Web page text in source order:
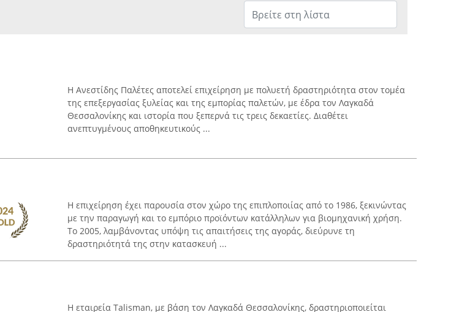
Η Ανεστίδης Παλέτες αποτελεί επιχείρηση με πολυετή δραστηριότητα στον τομέα
της επεξεργασίας ξυλείας και της εμπορίας παλετών, με έδρα τον Λαγκαδά
Θεσσαλονίκης και ιστορία που ξεπερνά τις τρεις δεκαετίες. Διαθέτει
ανεπτυγμένους αποθηκευτικούς ...
Η επιχείρηση έχει παρουσία στον χώρο της επιπλοποιίας από το 1986, ξεκινώντας
με την παραγωγή και το εμπόριο προϊόντων κατάλληλων για βιομηχανική χρήση.
Το 2005, λαμβάνοντας υπόψη τις απαιτήσεις της αγοράς, διεύρυνε τη
δραστηριότητά της στην κατασκευή ...
Η εταιρεία Talisman, με βάση τον Λαγκαδά Θεσσαλονίκης, δραστηριοποιείται